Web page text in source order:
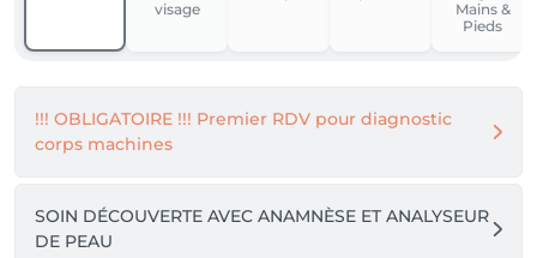
résultats probants!
Sabine ,esthéticienne et infirmière , elle est
Nos maîtres atouts sont la prise en charge
visage
Mains &
Pieds
!!! OBLIGATOIRE !!! Premier RDV pour diagnostic
corps machines
SOIN DÉCOUVERTE AVEC ANAMNÈSE ET ANALYSEUR
DE PEAU